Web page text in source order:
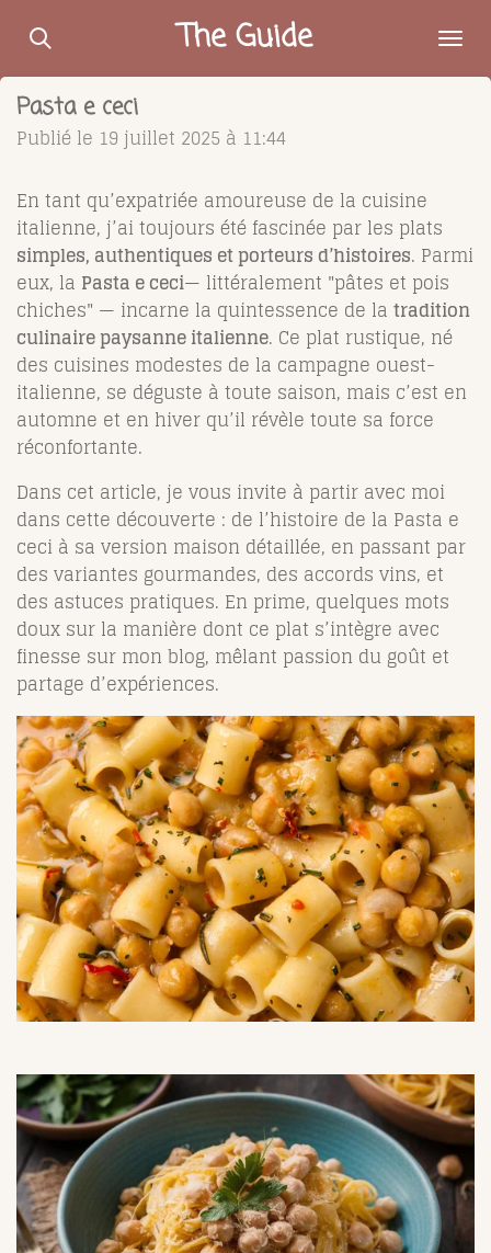
Passer
contenu
principal
The Guide
Pasta e ceci
Publié le 19 juillet 2025 à 11:44
En tant qu’expatriée amoureuse de la cuisine
italienne, j’ai toujours été fascinée par les plats
simples, authentiques et porteurs d’histoires. Parmi
eux, la Pasta e ceci— littéralement "pâtes et pois
chiches" — incarne la quintessence de la tradition
culinaire paysanne italienne. Ce plat rustique, né
des cuisines modestes de la campagne ouest-
italienne, se déguste à toute saison, mais c’est en
automne et en hiver qu’il révèle toute sa force
réconfortante.
Dans cet article, je vous invite à partir avec moi
dans cette découverte : de l’histoire de la Pasta e
ceci à sa version maison détaillée, en passant par
des variantes gourmandes, des accords vins, et
des astuces pratiques. En prime, quelques mots
doux sur la manière dont ce plat s’intègre avec
finesse sur mon blog, mêlant passion du goût et
partage d’expériences.